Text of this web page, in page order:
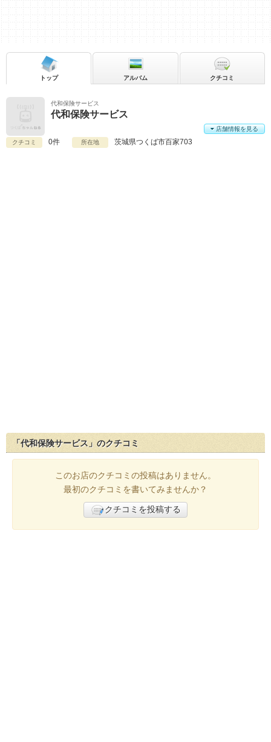
代和保険サービス
代和保険サービス
クチコミ 0件 所在地 茨城県つくば市百家703
店舗情報を見る
トップ アルバム クチコミ
「代和保険サービス」のクチコミ
このお店のクチコミの投稿はありません。
最初のクチコミを書いてみませんか？
クチコミを投稿する